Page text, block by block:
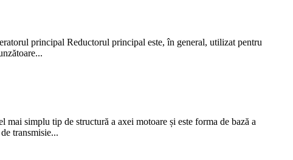
principal Reductorul principal este, în general, utilizat pentru
simplu tip de structură a axei motoare și este forma de bază a
transmisie...